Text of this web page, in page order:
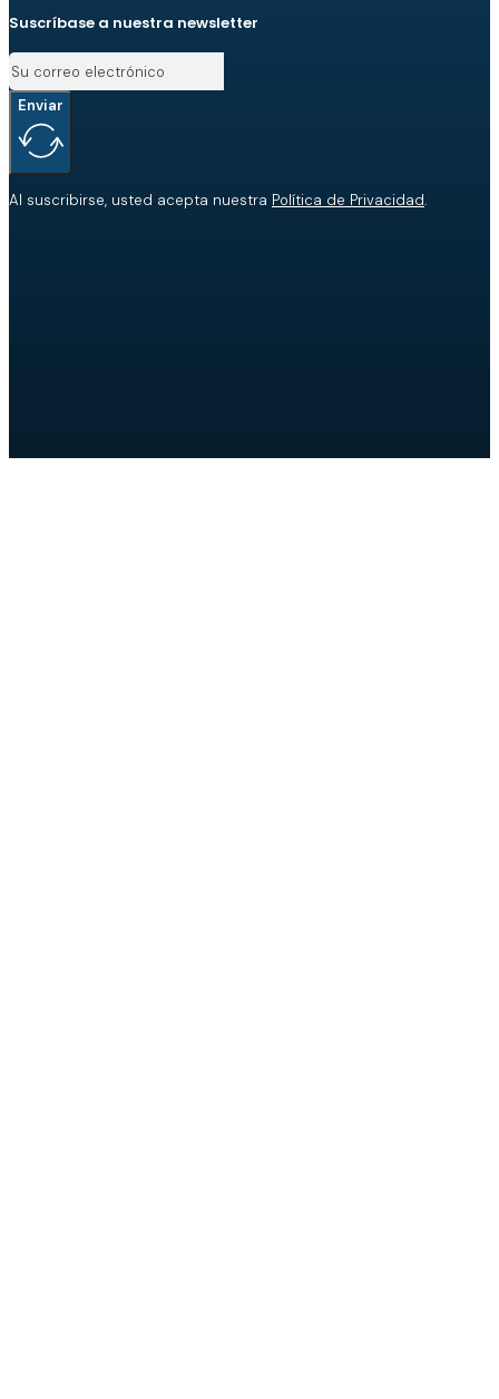
Suscríbase a nuestra newsletter
Enviar
Al suscribirse, usted acepta nuestra Política de Privacidad.